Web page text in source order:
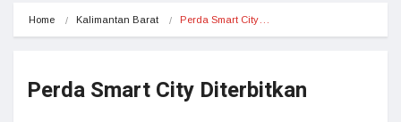
Home Kalimantan Barat Perda Smart City…
Perda Smart City Diterbitkan